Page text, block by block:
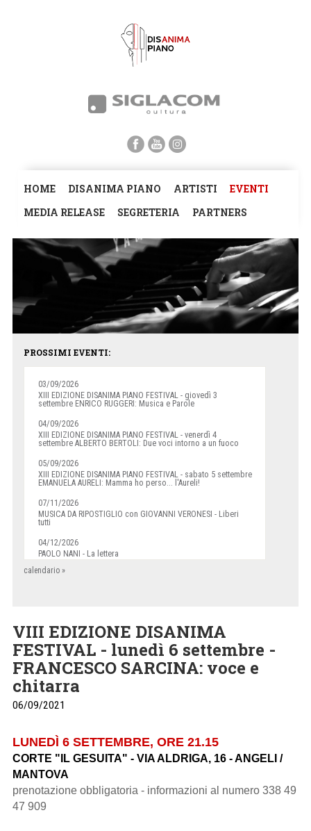
HOME DISANIMA PIANO ARTISTI
EVENTI
MEDIA RELEASE
SEGRETERIA PARTNERS
PROSSIMI EVENTI:
03/09/2026
XIII EDIZIONE DISANIMA PIANO FESTIVAL - giovedì 3
settembre ENRICO RUGGERI: Musica e Parole
04/09/2026
XIII EDIZIONE DISANIMA PIANO FESTIVAL - venerdì 4
settembre ALBERTO BERTOLI: Due voci intorno a un fuoco
05/09/2026
XIII EDIZIONE DISANIMA PIANO FESTIVAL - sabato 5 settembre
EMANUELA AURELI: Mamma ho perso... l'Aureli!
07/11/2026
MUSICA DA RIPOSTIGLIO con GIOVANNI VERONESI - Liberi
tutti
04/12/2026
PAOLO NANI - La lettera
calendario »
VIII EDIZIONE DISANIMA
FESTIVAL - lunedì 6 settembre -
FRANCESCO SARCINA: voce e
chitarra
06/09/2021
LUNEDÌ 6 SETTEMBRE, ORE 21.15
CORTE "IL GESUITA" - VIA ALDRIGA, 16 - ANGELI /
MANTOVA
prenotazione obbligatoria - informazioni al numero 338 49
47 909